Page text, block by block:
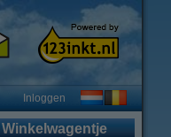
Inloggen
Winkelwagentje